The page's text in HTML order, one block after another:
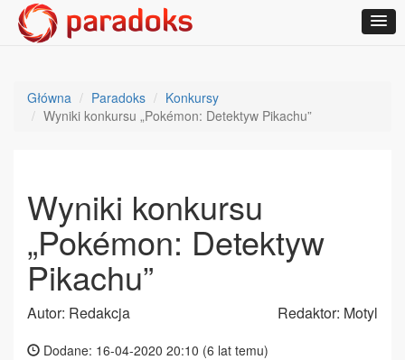
Główna Paradoks
Konkursy
Wyniki konkursu „Pokémon: Detektyw Pikachu”
Wyniki konkursu
„Pokémon: Detektyw
Pikachu”
Autor: Redakcja Redaktor: Motyl
Dodane: 16-04-2020 20:10 (6 lat temu)